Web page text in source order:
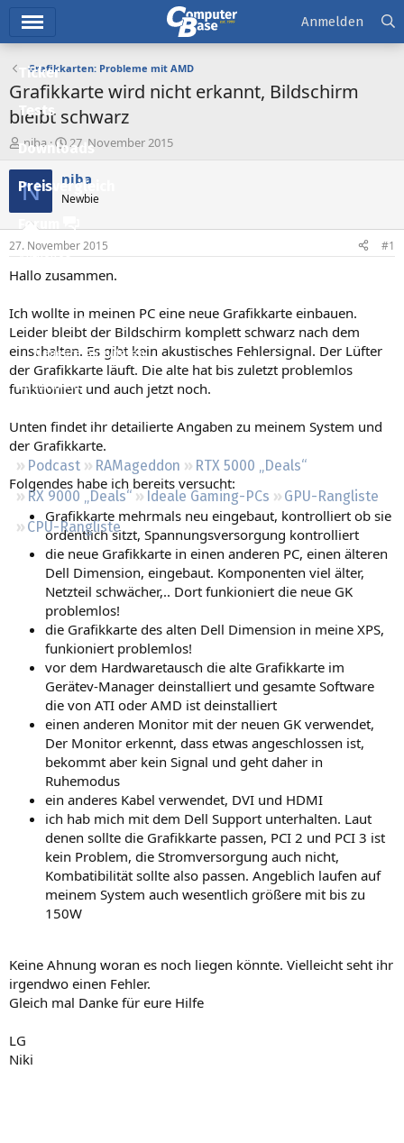
Ticker
Tests
Downloads
Preisvergleich
Forum
Aktuelles
Neue Beiträge
Neueste Aktivitäten
Leserartikel
Podcast RAMageddon
RTX 5000 „Deals“
RX 9000 „Deals“
Ideale Gaming-PCs
GPU-Rangliste
CPU-Rangliste
Anmelden
Grafikkarten: Probleme mit AMD
Grafikkarte wird nicht erkannt, Bildschirm
bleibt schwarz
E
r
s
t
e
r
niba
E
r
s
e
t
a
27. November 2015
N niba
Newbie
27. November 2015 #1
Hallo zusammen.
Ich wollte in meinen PC eine neue Grafikkarte einbauen.
Leider bleibt der Bildschirm komplett schwarz nach dem
einschalten. Es gibt kein akustisches Fehlersignal. Der Lüfter
der Grafikkarte läuft. Die alte hat bis zuletzt problemlos
funktioniert und auch jetzt noch.
Unten findet ihr detailierte Angaben zu meinem System und
der Grafikkarte.
Folgendes habe ich bereits versucht:
Grafikkarte mehrmals neu eingebaut, kontrolliert ob sie
ordentlich sitzt, Spannungsversorgung kontrolliert
die neue Grafikkarte in einen anderen PC, einen älteren
Dell Dimension, eingebaut. Komponenten viel älter,
Netzteil schwächer,.. Dort funkioniert die neue GK
problemlos!
die Grafikkarte des alten Dell Dimension in meine XPS,
funkioniert problemlos!
vor dem Hardwaretausch die alte Grafikkarte im
Gerätev-Manager deinstalliert und gesamte Software
die von ATI oder AMD ist deinstalliert
einen anderen Monitor mit der neuen GK verwendet,
Der Monitor erkennt, dass etwas angeschlossen ist,
bekommt aber kein Signal und geht daher in
Ruhemodus
ein anderes Kabel verwendet, DVI und HDMI
ich hab mich mit dem Dell Support unterhalten. Laut
denen sollte die Grafikkarte passen, PCI 2 und PCI 3 ist
kein Problem, die Stromversorgung auch nicht,
Kombatibilität sollte also passen. Angeblich laufen auf
meinem System auch wesentlich größere mit bis zu
150W
Keine Ahnung woran es noch liegen könnte. Vielleicht seht ihr
irgendwo einen Fehler.
Gleich mal Danke für eure Hilfe
LG
Niki